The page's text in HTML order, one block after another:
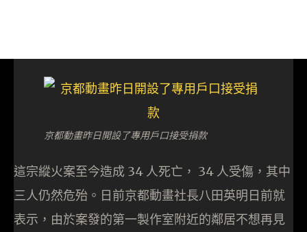
京都動畫昨日開設了專用戶口接受捐款
這宗縱火案至今造成 34 人死亡， 34 人受傷，其中
三人仍然危殆。日前京都動畫社長八田英明日前就
表示，由於案發的第一製作室附近的鄰居不想再見